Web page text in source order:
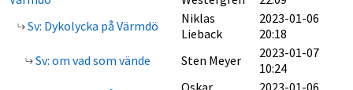
Sv: Dykolycka på Värmdö
Niklas
Lieback
2023-01-06
20:18
Sv: om vad som vände
Sten Meyer
2023-01-07
10:24
Oskar
2023-01-06